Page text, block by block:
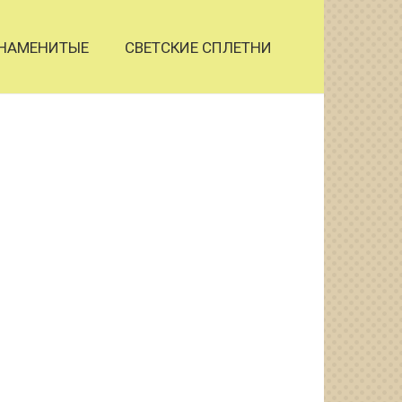
СВЕТСКИЕ СПЛЕТНИ